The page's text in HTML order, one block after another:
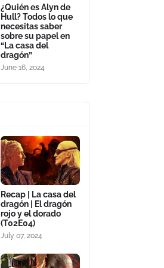
¿Quién es Alyn de
Hull? Todos lo que
necesitas saber
sobre su papel en
“La casa del
dragón”
June 16, 2024
Recap | La casa del
dragón | El dragón
rojo y el dorado
(T02E04)
July 07, 2024